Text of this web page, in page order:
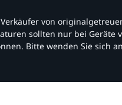
von
sollten nur bei
Bitte wenden Sie sich